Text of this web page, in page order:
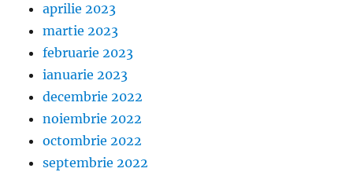
aprilie 2023
martie 2023
februarie 2023
ianuarie 2023
decembrie 2022
noiembrie 2022
octombrie 2022
septembrie 2022